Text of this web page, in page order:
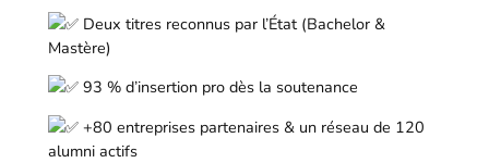
Deux titres reconnus par l’État (Bachelor &
Mastère)
93 % d’insertion pro dès la soutenance
+80 entreprises partenaires & un réseau de 120
alumni actifs